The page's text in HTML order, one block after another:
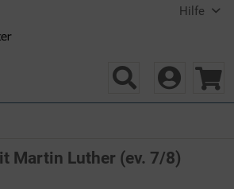
Hilfe
Martin Luther (ev. 7/8)